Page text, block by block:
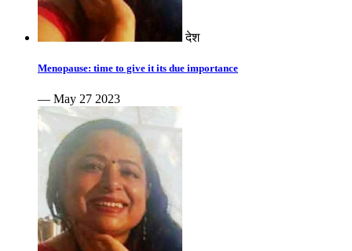
देश
Menopause: time to give it its due importance
— May 27 2023